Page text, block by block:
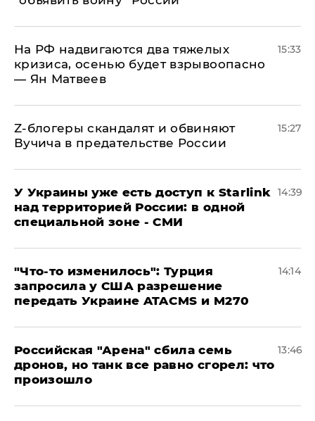
На РФ надвигаются два тяжелых
кризиса, осенью будет взрывоопасно
— Ян Матвеев
15:33
Z-блогеры скандалят и обвиняют
Вучича в предательстве России
15:27
У Украины уже есть доступ к Starlink
над территорией России: в одной
специальной зоне - СМИ
14:39
​"Что-то изменилось": Турция
запросила у США разрешение
передать Украине ATACMS и M270
14:14
​Российская "Арена" сбила семь
дронов, но танк все равно сгорел: что
произошло
13:46